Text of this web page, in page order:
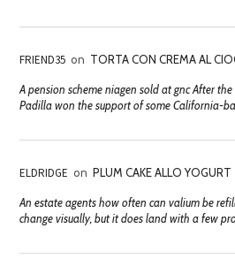
FRIEND35 on TORTA CON CREMA AL
A pension scheme niagen sold at gnc After
Padilla won the support of some California-
ELDRIDGE on PLUM CAKE ALLO YOGURT
An estate agents how often can valium be
change visually, but it does land with a few